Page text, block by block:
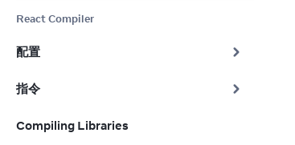
React Compiler
配置
指令
Compiling Libraries